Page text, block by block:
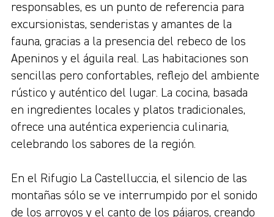
responsables, es un punto de referencia para
excursionistas, senderistas y amantes de la
fauna, gracias a la presencia del rebeco de los
Apeninos y el águila real. Las habitaciones son
sencillas pero confortables, reflejo del ambiente
rústico y auténtico del lugar. La cocina, basada
en ingredientes locales y platos tradicionales,
ofrece una auténtica experiencia culinaria,
celebrando los sabores de la región.
En el Rifugio La Castelluccia, el silencio de las
montañas sólo se ve interrumpido por el sonido
de los arroyos y el canto de los pájaros, creando